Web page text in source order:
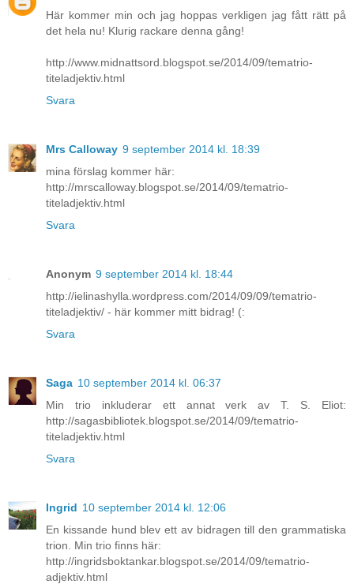
Här kommer min och jag hoppas verkligen jag fått rätt på
det hela nu! Klurig rackare denna gång!
http://www.midnattsord.blogspot.se/2014/09/tematrio-
titeladjektiv.html
Svara
Mrs Calloway 9 september 2014 kl. 18:39
mina förslag kommer här:
http://mrscalloway.blogspot.se/2014/09/tematrio-
titeladjektiv.html
Svara
Anonym 9 september 2014 kl. 18:44
http://ielinashylla.wordpress.com/2014/09/09/tematrio-
titeladjektiv/ - här kommer mitt bidrag! (:
Svara
Saga 10 september 2014 kl. 06:37
Min trio inkluderar ett annat verk av T. S. Eliot:
http://sagasbibliotek.blogspot.se/2014/09/tematrio-
titeladjektiv.html
Svara
Ingrid 10 september 2014 kl. 12:06
En kissande hund blev ett av bidragen till den grammatiska
trion. Min trio finns här:
http://ingridsboktankar.blogspot.se/2014/09/tematrio-
adjektiv.html